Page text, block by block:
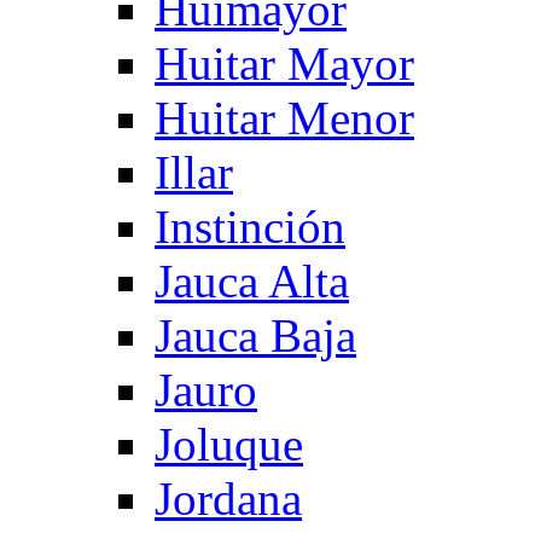
Huitar Mayor
Huitar Menor
Illar
Instinción
Jauca Alta
Jauca Baja
Jauro
Joluque
Jordana